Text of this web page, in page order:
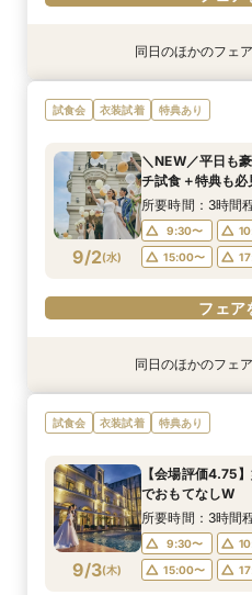
特典あり
8/31(月)
【自宅で式場見
ライン相談会♪
10:00〜
フェア
特典あり
8/31(月)
【迷っている方
談×次回試食付
10:00〜
17:00〜
フェア
衣装試着 特典あり
8/31(月)
＼前々日〜当日
限定前撮り特典付
9:30〜
15:00〜
フェア
特典あり
8/31(月)
【フォト婚】貸
定特典付相談会
9:30〜
15:00〜
フェア
衣装試着 特典あり
8/31(月)
今月限定【130万
×特製スイーツ
9:30〜
15:00〜
フェア
同日のほかのフェ
試食会 衣装試着 特典あり
9/2(水)
＼NEW／平日も
チ試食＋特典も必
所要時間：3時間
9:30〜
15:00〜
フェア
特典あり
9/2(水)
【自宅で式場見
ライン相談会♪
10:00〜
フェア
特典あり
9/2(水)
【迷っている方
談×次回試食付
10:00〜
17:00〜
フェア
衣装試着 特典あり
9/2(水)
＼前々日〜当日
限定前撮り特典付
9:30〜
15:00〜
フェア
特典あり
9/2(水)
【フォト婚】貸
定特典付相談会
9:30〜
15:00〜
フェア
衣装試着 特典あり
9/2(水)
今月限定【130万
×特製スイーツ
9:30〜
15:00〜
フェア
同日のほかのフェ
試食会 衣装試着 特典あり
9/3(木)
【会場評価4.75
でおもてなしW
所要時間：3時間
9:30〜
15:00〜